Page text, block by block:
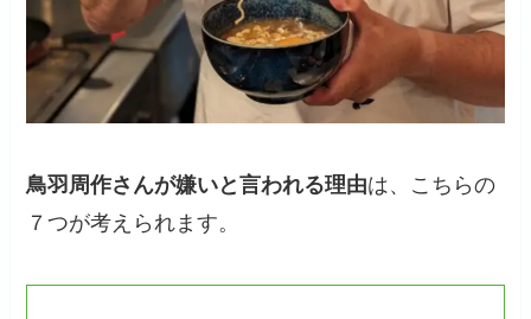
鳥羽周作さんが嫌いと言われる理由は、こちらの
７つが考えられます。